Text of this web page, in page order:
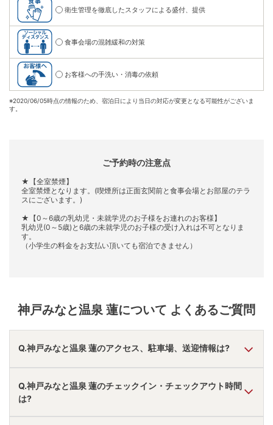
衛生管理を徹底したスタッフによる盛付、提供
食事会場の混雑緩和の対策
お客様への手洗い・消毒の依頼
※2020/06/05時点の情報のため、宿泊日により当日の対応が変更となる可能性がございま
す。
ご予約時の注意点
★【全室禁煙】
全室禁煙となります。(喫煙所は正面玄関前と食事会場とお部屋のテラ
スにございます。)
★【0～6歳の乳幼児・未就学児のお子様をお連れのお客様】
乳幼児(0～5歳)と6歳の未就学児のお子様の受け入れは不可となりま
す。
（小学生の料金をお支払い頂いても宿泊できません）
神戸みなと温泉 蓮について よくあるご質問
Q.神戸みなと温泉 蓮のアクセス、駐車場、送迎情報は?
A. 車で京橋出口ＩＣより3分。
駐車場あり。
無料送迎あり。
Q.神戸みなと温泉 蓮のチェックイン・チェックアウト時間
は?